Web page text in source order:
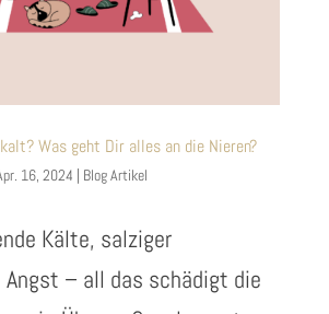
Was geht Dir alles an die Nieren?
16, 2024 | Blog Artikel
Kälte, salziger
Angst – all das schädigt die